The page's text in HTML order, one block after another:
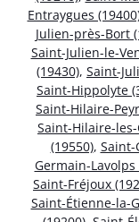
Entraygues
Julien-près-Bort
Saint-Julien-le-
(19430), Saint-
Saint-Hippolyte
Saint-Hilaire-
Saint-Hilaire-
(19550), Saint-
Germain-Lavolps
Saint-Fréjoux
Saint-Étienne-la-